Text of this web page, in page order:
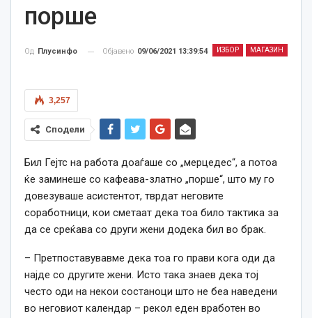
порше
ИЗБОР МАГАЗИН
Од Плусинфо Објавено 09/06/2021 13:39:54
3,257
Сподели
Бил Гејтс на работа доаѓаше со „мерцедес“, а потоа
ќе заминеше со кафеава-златно „порше“, што му го
довезуваше асистентот, тврдат неговите
соработници, кои сметаат дека тоа било тактика за
да се среќава со други жени додека бил во брак.
– Претпоставувавме дека тоа го прави кога оди да
најде со другите жени. Исто така знаев дека тој
често оди на некои состаноци што не беа наведени
во неговиот календар – рекол еден вработен во